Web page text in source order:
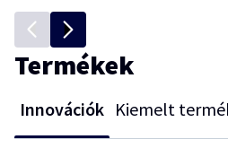
Termékek
Innovációk Kiemelt